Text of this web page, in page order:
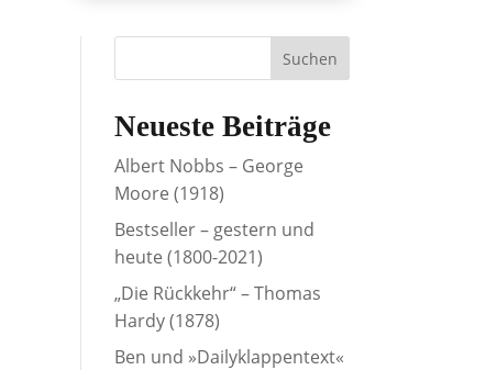
Neueste Beiträge
Albert Nobbs – George
Moore (1918)
Bestseller – gestern und
heute (1800-2021)
„Die Rückkehr“ – Thomas
Hardy (1878)
Ben und »Dailyklappentext«